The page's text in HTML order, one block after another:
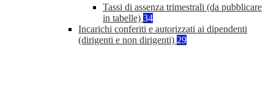
Tassi di assenza trimestrali (da pubblicare
in tabelle) 34
Incarichi conferiti e autorizzati ai dipendenti
(dirigenti e non dirigenti) 29